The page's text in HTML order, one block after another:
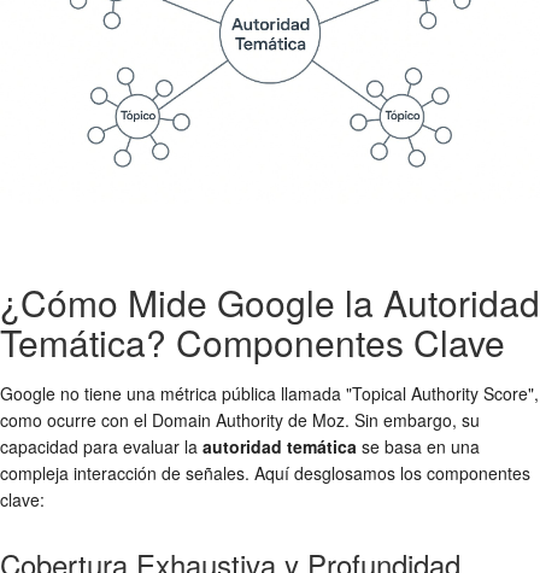
¿Cómo Mide Google la Autoridad
Temática? Componentes Clave
Google no tiene una métrica pública llamada "Topical Authority Score",
como ocurre con el Domain Authority de Moz. Sin embargo, su
capacidad para evaluar la autoridad temática se basa en una
compleja interacción de señales. Aquí desglosamos los componentes
clave:
Cobertura Exhaustiva y Profundidad